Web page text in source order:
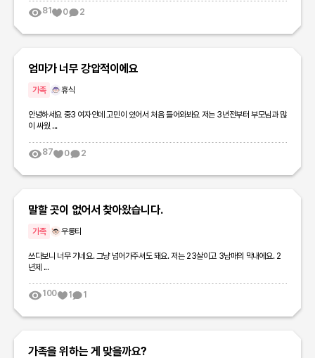
81 0 2
엄마가 너무 강압적이에요
가족 휴식
안녕하세요 중3 여자인데 고민이 있어서 처음 들어와봐요 저는 3년전부터 부모님과 많
이 싸웠 ...
87 0 2
말할 곳이 없어서 찾아왔습니다.
가족 우롱티
쓰다보니 너무 기네요. 그냥 넘어가주셔도 돼요. 저는 23살이고 3남매의 막내에요. 2
년제 ...
100 1 1
가족을 위하는 게 맞을까요?